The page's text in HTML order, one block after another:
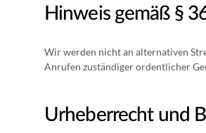
Hinweis gemäß §
Wir werden nicht an alternativen
Anrufen zuständiger ordentlicher
Urheberrecht und